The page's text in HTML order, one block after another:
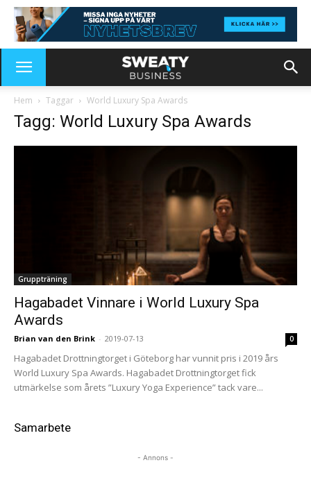
Hem Taggar World Luxury Spa Awards
Tagg: World Luxury Spa Awards
Gruppträning
Hagabadet Vinnare i World Luxury Spa
Awards
Brian van den Brink - 2019-07-13 0
Hagabadet Drottningtorget i Göteborg har vunnit pris i 2019 års
World Luxury Spa Awards. Hagabadet Drottningtorget fick
utmärkelse som årets ”Luxury Yoga Experience” tack vare...
Samarbete
- Annons -